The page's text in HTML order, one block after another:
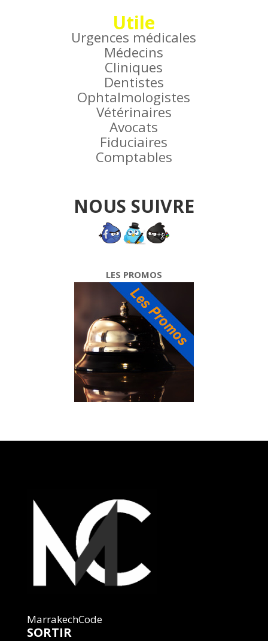
Utile
Urgences médicales
Médecins
Cliniques
Dentistes
Ophtalmologistes
Vétérinaires
Avocats
Fiduciaires
Comptables
NOUS SUIVRE
LES PROMOS
MarrakechCode
SORTIR